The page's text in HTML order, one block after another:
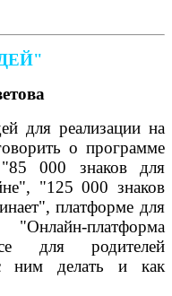
для реализации на
о программе
"85 000 знаков для
"125 000 знаков
платформе для
платформа
для родителей
ним делать и как